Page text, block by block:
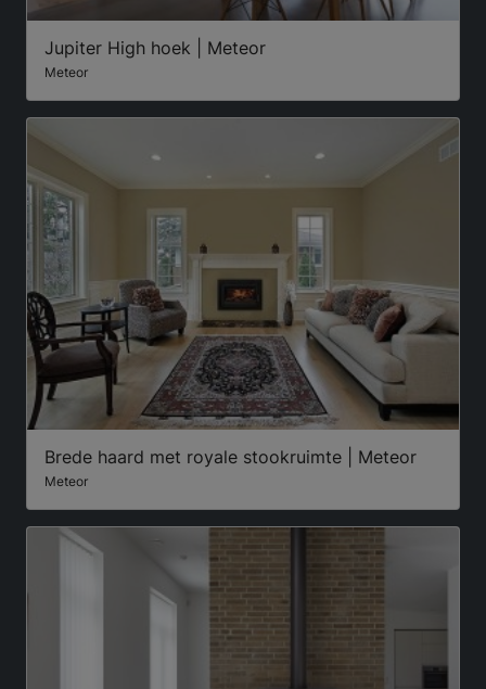
Jupiter High hoek | Meteor
Meteor
Brede haard met royale stookruimte | Meteor
Meteor